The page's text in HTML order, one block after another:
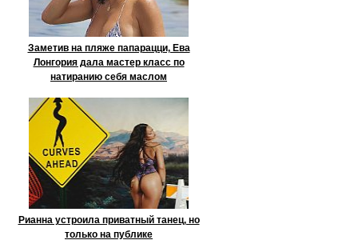
Заметив на пляже папарацци, Ева
Лонгория дала мастер класс по
натиранию себя маслом
Рианна устроила приватный танец, но
только на публике